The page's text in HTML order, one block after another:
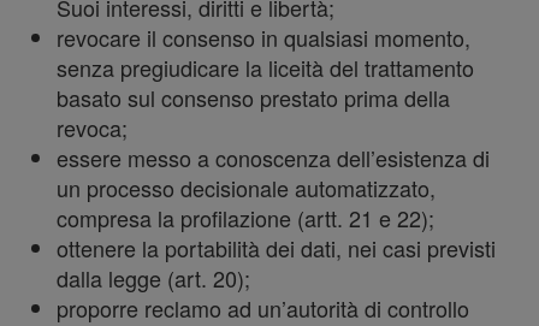
Suoi interessi, diritti e libertà;
revocare il consenso in qualsiasi momento,
senza pregiudicare la liceità del trattamento
basato sul consenso prestato prima della
revoca;
essere messo a conoscenza dell’esistenza di
un processo decisionale automatizzato,
compresa la profilazione (artt. 21 e 22);
ottenere la portabilità dei dati, nei casi previsti
dalla legge (art. 20);
proporre reclamo ad un’autorità di controllo
utilizzo